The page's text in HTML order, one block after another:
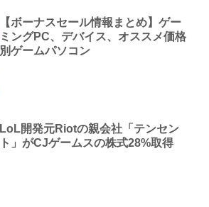
【ボーナスセール情報まとめ】ゲー
ミングPC、デバイス、オススメ価格
別ゲームパソコン
LoL開発元Riotの親会社「テンセン
ト」がCJゲームスの株式28%取得